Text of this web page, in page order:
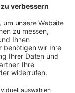
für Ihr Office
Druckerzubehör
oder Ihr
genau
anderem Tinte
– großer sowie
Fachhandel für